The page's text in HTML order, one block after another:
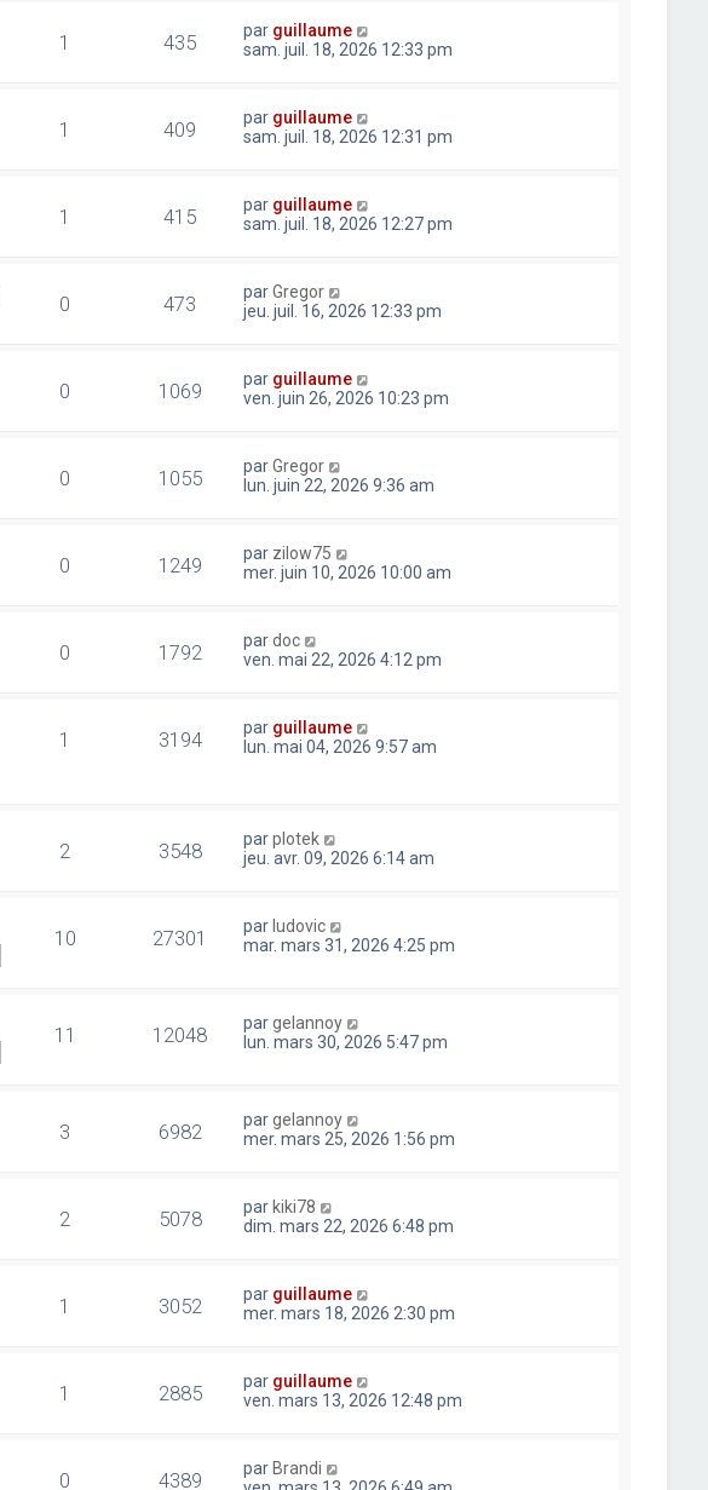
1 435 par guillaume
sam. juil. 18, 2026 12:33 pm
1 409 par guillaume
sam. juil. 18, 2026 12:31 pm
1 415 par guillaume
sam. juil. 18, 2026 12:27 pm
0 473 parGregor
jeu. juil. 16, 2026 12:33 pm
0 1069 par guillaume
ven. juin 26, 2026 10:23 pm
0 1055 parGregor
lun. juin 22, 2026 9:36 am
0 1249 par zilow75
mer. juin 10, 2026 10:00 am
0 1792 pardoc
ven. mai 22, 2026 4:12 pm
1 3194 par guillaume
lun. mai 04, 2026 9:57 am
2 3548 parplotek
jeu. avr. 09, 2026 6:14 am
10 27301 par ludovic
mar. mars 31, 2026 4:25 pm
11 12048 pargelannoy
lun. mars 30, 2026 5:47 pm
3 6982 pargelannoy
mer. mars 25, 2026 1:56 pm
2 5078 par kiki78
dim. mars 22, 2026 6:48 pm
1 3052 par guillaume
mer. mars 18, 2026 2:30 pm
1 2885 par guillaume
ven. mars 13, 2026 12:48 pm
0 4389 par Brandi